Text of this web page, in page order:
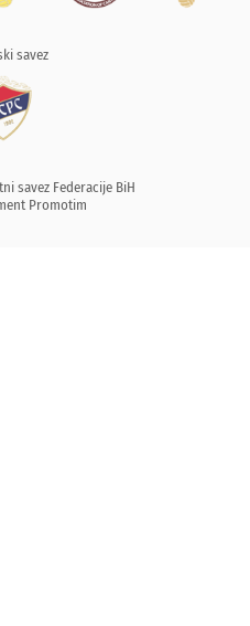
savez
savez Federacije BiH
Promotim